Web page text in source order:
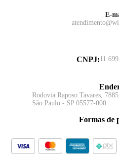
E-
CNPJ:
Rodovia Raposo Tavares,
São Paulo - SP 05577-000
Formas de